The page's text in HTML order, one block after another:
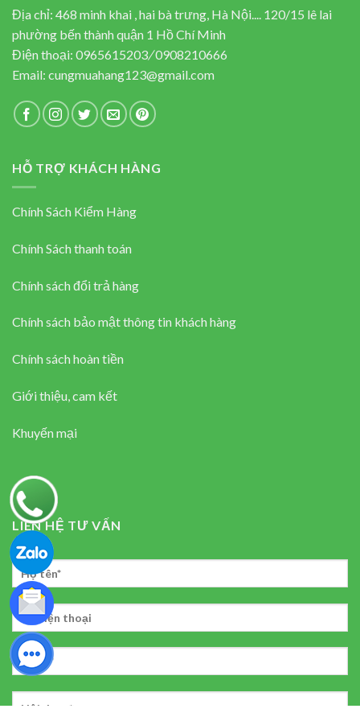
Địa chỉ: 468 minh khai , hai bà trưng, Hà Nội.... 120/15 lê lai
phường bến thành quận 1 Hồ Chí Minh
Điện thoại: 0965615203/0908210666
Email: cungmuahang123@gmail.com
HỖ TRỢ KHÁCH HÀNG
Chính Sách Kiểm Hàng
Chính Sách thanh toán
Chính sách đổi trả hàng
Chính sách bảo mật thông tin khách hàng
Chính sách hoàn tiền
Giới thiệu, cam kết
Khuyến mại
LIÊN HỆ TƯ VẤN